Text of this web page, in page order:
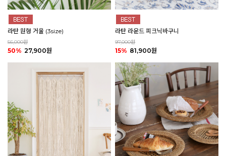
라탄 원형 거울 (3size)
56,000원
50% 27,900원
라탄 라운드 피크닉바구니
97,000원
15% 81,900원